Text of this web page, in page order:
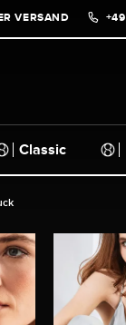
VERSAND
Classic